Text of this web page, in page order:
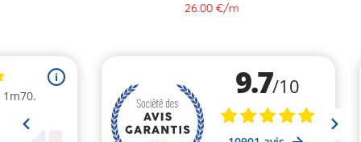
26.00 €/m